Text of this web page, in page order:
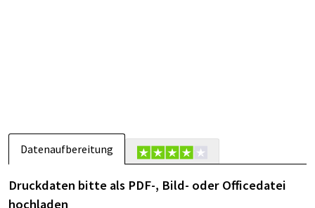
Datenaufbereitung
Druckdaten bitte als PDF-, Bild- oder Officedatei
hochladen